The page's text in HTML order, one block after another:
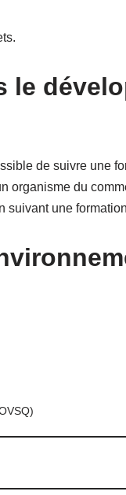
le
de suivre une
organisme du
suivant une